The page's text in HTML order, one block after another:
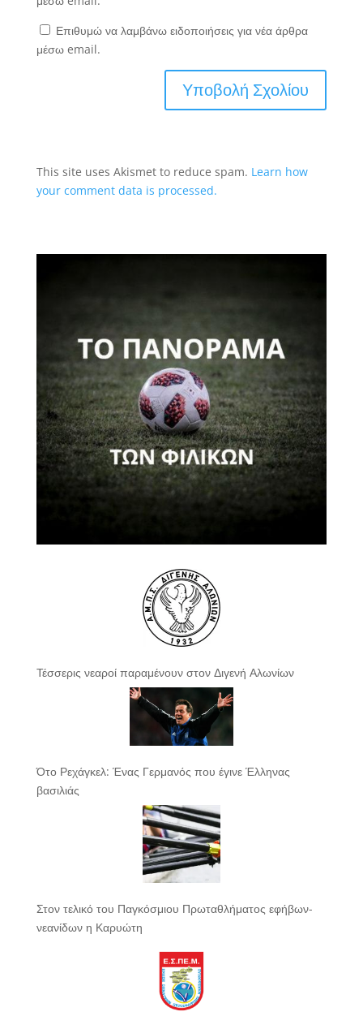
Επιθυμώ να λαμβάνω ειδοποιήσεις για νέα άρθρα
μέσω email.
This site uses Akismet to reduce spam. Learn how
your comment data is processed.
Τέσσερις νεαροί παραμένουν στον Διγενή Αλωνίων
Ότο Ρεχάγκελ: Ένας Γερμανός που έγινε Έλληνας
βασιλιάς
Στον τελικό του Παγκόσμιου Πρωταθλήματος εφήβων-
νεανίδων η Καρυώτη